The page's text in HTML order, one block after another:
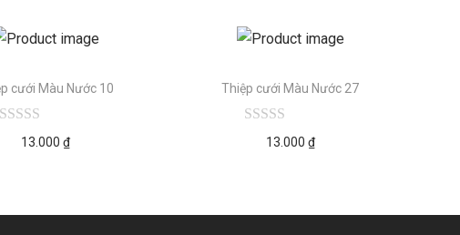
cưới Màu Nước 10
13.000 ₫
Thiệp cưới Màu Nước 27
13.000 ₫